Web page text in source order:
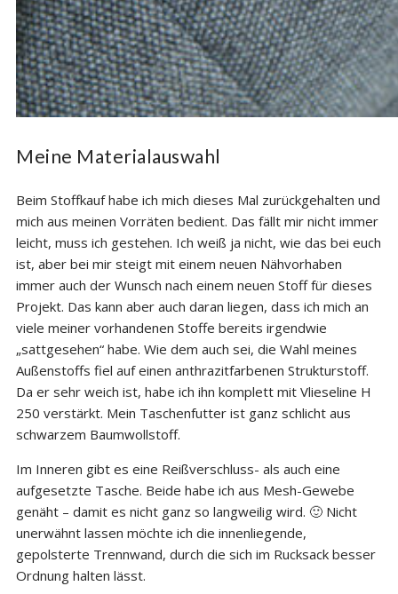
Meine Materialauswahl
Beim Stoffkauf habe ich mich dieses Mal zurückgehalten und
mich aus meinen Vorräten bedient. Das fällt mir nicht immer
leicht, muss ich gestehen. Ich weiß ja nicht, wie das bei euch
ist, aber bei mir steigt mit einem neuen Nähvorhaben
immer auch der Wunsch nach einem neuen Stoff für dieses
Projekt. Das kann aber auch daran liegen, dass ich mich an
viele meiner vorhandenen Stoffe bereits irgendwie
„sattgesehen“ habe. Wie dem auch sei, die Wahl meines
Außenstoffs fiel auf einen anthrazitfarbenen Strukturstoff.
Da er sehr weich ist, habe ich ihn komplett mit Vlieseline H
250 verstärkt. Mein Taschenfutter ist ganz schlicht aus
schwarzem Baumwollstoff.
Im Inneren gibt es eine Reißverschluss- als auch eine
aufgesetzte Tasche. Beide habe ich aus Mesh-Gewebe
genäht – damit es nicht ganz so langweilig wird. 🙂 Nicht
unerwähnt lassen möchte ich die innenliegende,
gepolsterte Trennwand, durch die sich im Rucksack besser
Ordnung halten lässt.